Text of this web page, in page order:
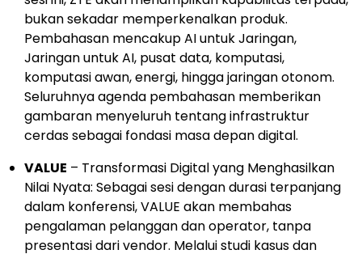
bukan sekadar memperkenalkan produk.
Pembahasan mencakup AI untuk Jaringan,
Jaringan untuk AI, pusat data, komputasi,
komputasi awan, energi, hingga jaringan otonom.
Seluruhnya agenda pembahasan memberikan
gambaran menyeluruh tentang infrastruktur
cerdas sebagai fondasi masa depan digital.
VALUE – Transformasi Digital yang Menghasilkan
Nilai Nyata: Sebagai sesi dengan durasi terpanjang
dalam konferensi, VALUE akan membahas
pengalaman pelanggan dan operator, tanpa
presentasi dari vendor. Melalui studi kasus dan